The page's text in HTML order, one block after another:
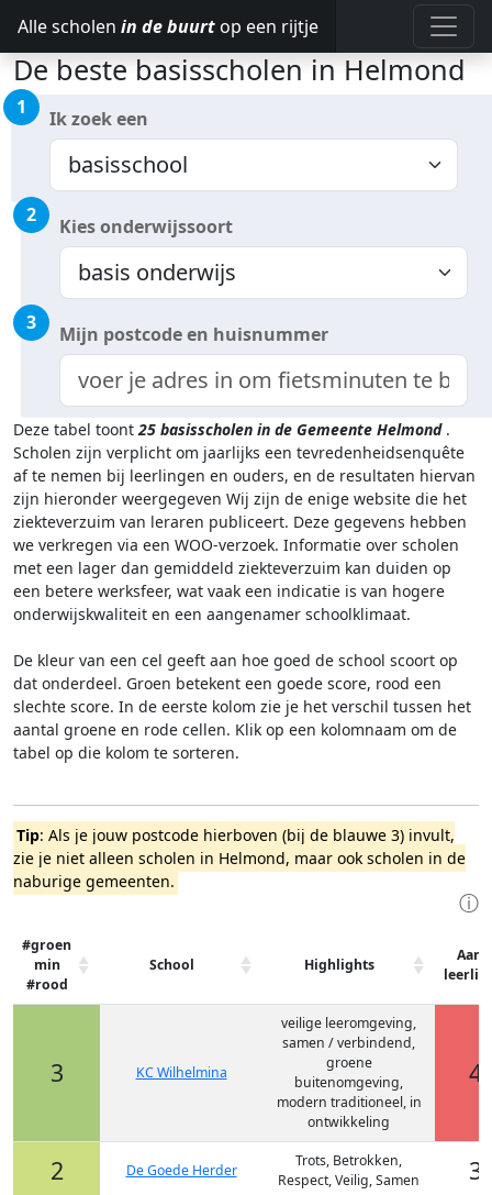
Alle scholen in de buurt op een rijtje
De beste basisscholen in Helmond
1 Ik zoek een
2 Kies onderwijssoort
3 Mijn postcode en huisnummer
Deze tabel toont25 basisscholen in de Gemeente Helmond .
Scholen zijn verplicht om jaarlijks een tevredenheidsenquête
af te nemen bij leerlingen en ouders, en de resultaten hiervan
zijn hieronder weergegeven Wij zijn de enige website die het
ziekteverzuim van leraren publiceert. Deze gegevens hebben
we verkregen via een WOO-verzoek. Informatie over scholen
met een lager dan gemiddeld ziekteverzuim kan duiden op
een betere werksfeer, wat vaak een indicatie is van hogere
onderwijskwaliteit en een aangenamer schoolklimaat.
De kleur van een cel geeft aan hoe goed de school scoort op
dat onderdeel. Groen betekent een goede score, rood een
slechte score. In de eerste kolom zie je het verschil tussen het
aantal groene en rode cellen. Klik op een kolomnaam om de
tabel op die kolom te sorteren.
Tip: Als je jouw postcode hierboven (bij de blauwe 3) invult,
zie je niet alleen scholen in Helmond, maar ook scholen in de
naburige gemeenten.
ⓘ
#groen
min
#rood
School Highlights
3 KC Wilhelmina
veilige leeromgeving,
samen / verbindend,
groene
buitenomgeving,
modern traditioneel, in
ontwikkeling
2 De Goede Herder
Trots, Betrokken,
Respect, Veilig, Samen